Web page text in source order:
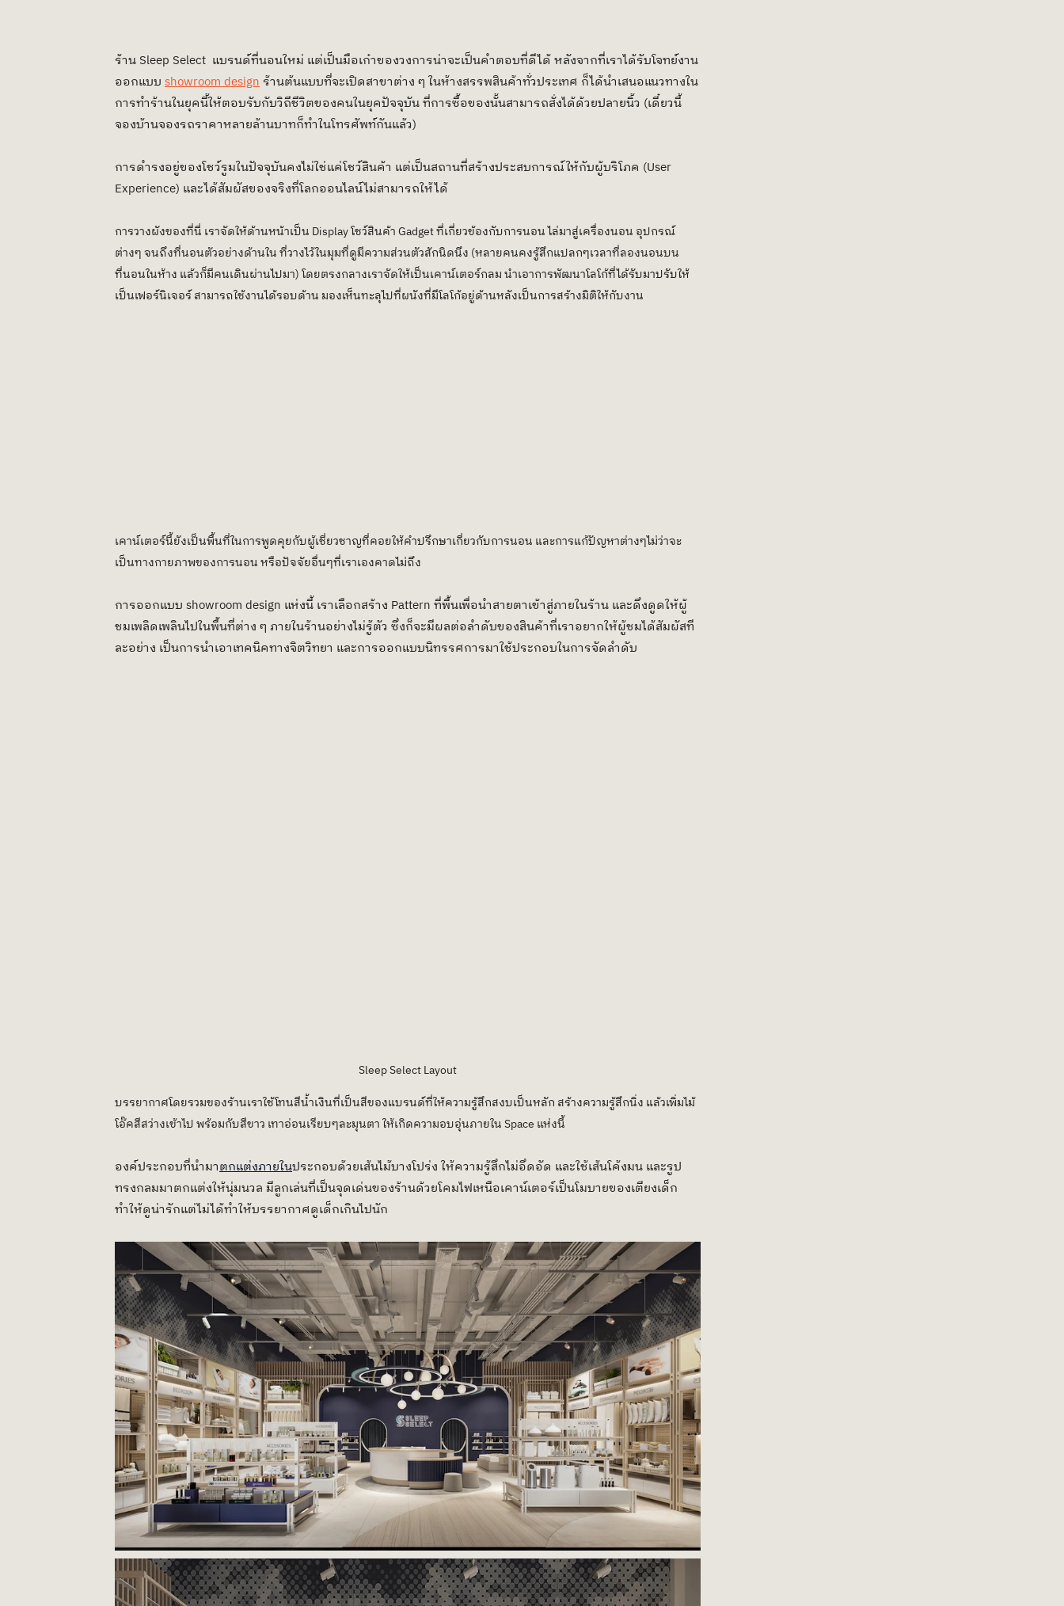
ร้าน Sleep Select  แบรนด์ที่นอนใหม่ แต่เป็นมือเก๋าของวงการน่าจะเป็นคำตอบที่ดีได้ หลังจากที่เราได้รับโจทย์งาน
ออกแบบ showroom design ร้านต้นแบบที่จะเปิดสาขาต่าง ๆ ในห้างสรรพสินค้าทั่วประเทศ ก็ได้นำเสนอแนวทางใน
การทำร้านในยุคนี้ให้ตอบรับกับวิถีชีวิตของคนในยุคปัจจุบัน ที่การซื้อของนั้นสามารถสั่งได้ด้วยปลายนิ้ว (เดี๋ยวนี้
จองบ้านจองรถราคาหลายล้านบาทก็ทำในโทรศัพท์กันแล้ว)
การดำรงอยู่ของโชว์รูมในปัจจุบันคงไม่ใช่แค่โชว์สินค้า แต่เป็นสถานที่สร้างประสบการณ์ให้กับผู้บริโภค (User
Experience) และได้สัมผัสของจริงที่โลกออนไลน์ไม่สามารถให้ได้
การวางผังของที่นี่ เราจัดให้ด้านหน้าเป็น Display โชว์สินค้า Gadget ที่เกี่ยวข้องกับการนอน ไล่มาสู่เครื่องนอน อุปกรณ์
ต่างๆ จนถึงที่นอนตัวอย่างด้านใน ที่วางไว้ในมุมที่ดูมีความส่วนตัวสักนิดนึง (หลายคนคงรู้สึกแปลกๆเวลาที่ลองนอนบน
ที่นอนในห้าง แล้วก็มีคนเดินผ่านไปมา) โดยตรงกลางเราจัดให้เป็นเคาน์เตอร์กลม นำเอาการพัฒนาโลโก้ที่ได้รับมาปรับให้
เป็นเฟอร์นิเจอร์ สามารถใช้งานได้รอบด้าน มองเห็นทะลุไปที่ผนังที่มีโลโก้อยู่ด้านหลังเป็นการสร้างมิติให้กับงาน
เคาน์เตอร์นี้ยังเป็นพื้นที่ในการพูดคุยกับผู้เชี่ยวชาญที่คอยให้คำปรึกษาเกี่ยวกับการนอน และการแก้ปัญหาต่างๆไม่ว่าจะ
เป็นทางกายภาพของการนอน หรือปัจจัยอื่นๆที่เราเองคาดไม่ถึง
การออกแบบ showroom design แห่งนี้ เราเลือกสร้าง Pattern ที่พื้นเพื่อนำสายตาเข้าสู่ภายในร้าน และดึงดูดให้ผู้
ชมเพลิดเพลินไปในพื้นที่ต่าง ๆ ภายในร้านอย่างไม่รู้ตัว ซึ่งก็จะมีผลต่อลำดับของสินค้าที่เราอยากให้ผู้ชมได้สัมผัสที
ละอย่าง เป็นการนำเอาเทคนิคทางจิตวิทยา และการออกแบบนิทรรศการมาใช้ประกอบในการจัดลำดับ
Sleep Select Layout
บรรยากาศโดยรวมของร้านเราใช้โทนสีน้ำเงินที่เป็นสีของแบรนด์ที่ให้ความรู้สึกสงบเป็นหลัก สร้างความรู้สึกนิ่ง แล้วเพิ่มไม้
โอ๊คสีสว่างเข้าไป พร้อมกับสีขาว เทาอ่อนเรียบๆละมุนตา ให้เกิดความอบอุ่นภายใน Space แห่งนี้
องค์ประกอบที่นำมาตกแต่งภายในประกอบด้วยเส้นไม้บางโปร่ง ให้ความรู้สึกไม่อึดอัด และใช้เส้นโค้งมน และรูป
ทรงกลมมาตกแต่งให้นุ่มนวล มีลูกเล่นที่เป็นจุดเด่นของร้านด้วยโคมไฟเหนือเคาน์เตอร์เป็นโมบายของเตียงเด็ก
ทำให้ดูน่ารักแต่ไม่ได้ทำให้บรรยากาศดูเด็กเกินไปนัก